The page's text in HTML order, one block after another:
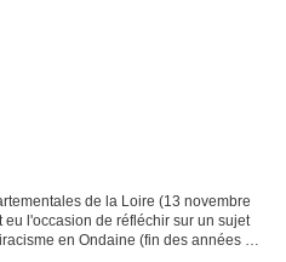
de la Loire (13 novembre
l'occasion de réfléchir sur un sujet
en Ondaine (fin des années 70-